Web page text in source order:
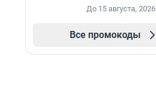
До 15 августа, 2026
Все промокоды